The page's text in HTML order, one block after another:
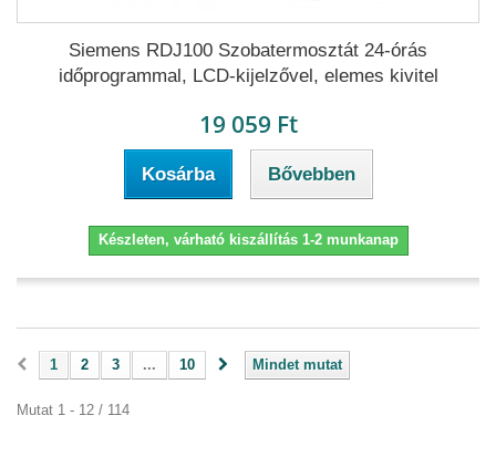
Siemens RDJ100 Szobatermosztát 24-órás
időprogrammal, LCD-kijelzővel, elemes kivitel
19 059 Ft
Kosárba Bővebben
Készleten, várható kiszállítás 1-2 munkanap
Mindet mutat
1 2 3 ... 10
Mutat 1 - 12 / 114